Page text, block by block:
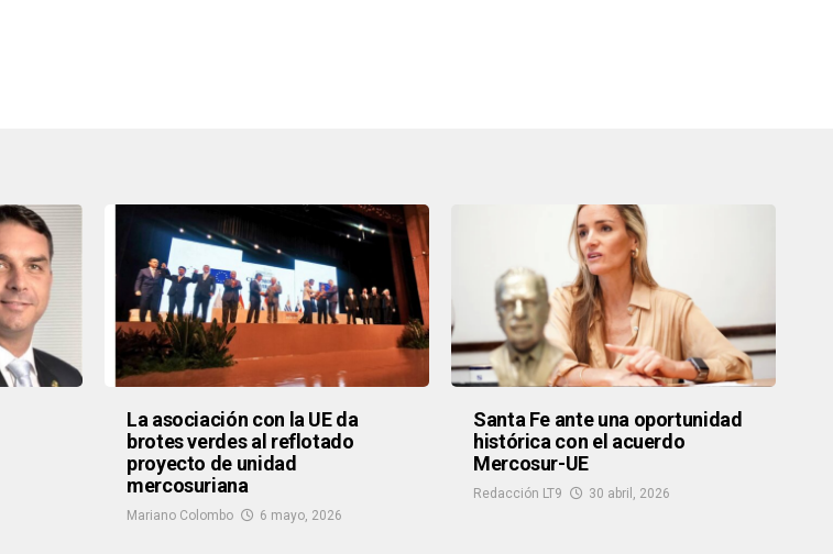
La asociación con la UE da
brotes verdes al reflotado
proyecto de unidad
mercosuriana
Mariano Colombo 6 mayo, 2026
Santa Fe ante una oportunidad
histórica con el acuerdo
Mercosur-UE
Redacción LT9 30 abril, 2026